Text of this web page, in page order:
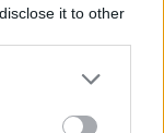
it to other
more Google
may click to
από
σε